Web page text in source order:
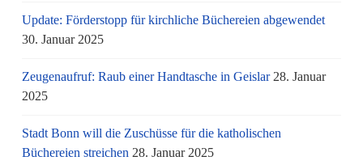
Update: Förderstopp für kirchliche Büchereien abgewendet
30. Januar 2025
Zeugenaufruf: Raub einer Handtasche in Geislar 28. Januar
2025
Stadt Bonn will die Zuschüsse für die katholischen
Büchereien streichen 28. Januar 2025